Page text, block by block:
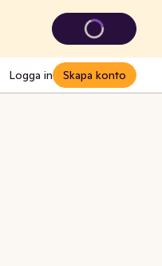
Logga in Skapa konto